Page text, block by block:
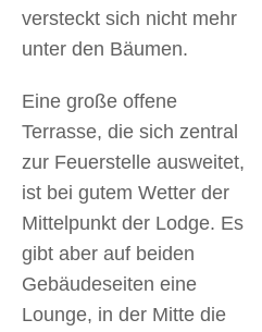
versteckt sich nicht mehr
unter den Bäumen.
Eine große offene
Terrasse, die sich zentral
zur Feuerstelle ausweitet,
ist bei gutem Wetter der
Mittelpunkt der Lodge. Es
gibt aber auf beiden
Gebäudeseiten eine
Lounge, in der Mitte die